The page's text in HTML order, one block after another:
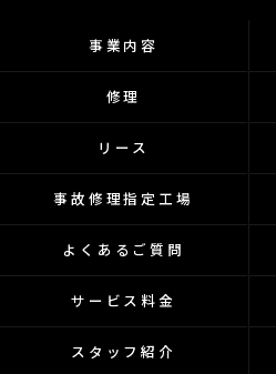
事業内容
修理
リース
事故修理指定工場
よくあるご質問
サービス料金
スタッフ紹介